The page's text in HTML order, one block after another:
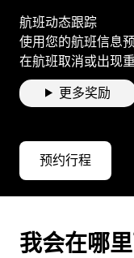
航班动态跟踪
使用您的航班信息
在航班取消或出现
更多奖励
预约行程
我会在哪里